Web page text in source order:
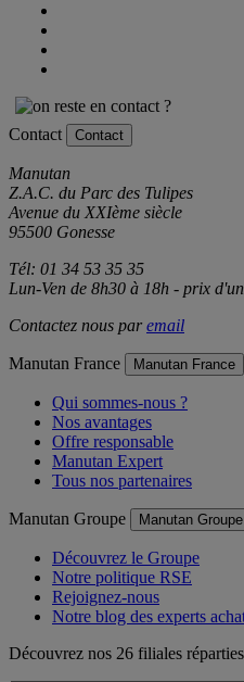
Contact Contact
Manutan
Z.A.C. du Parc des Tulipes
Avenue du XXIème siècle
95500 Gonesse
Tél: 01 34 53 35 35
Lun-Ven de 8h30 à 18h - prix
Contactez nous paremail
Manutan France Manutan France
Qui sommes-nous ?
Nos avantages
Offre responsable
Manutan Expert
Tous nos partenaires
Manutan Groupe Manutan Groupe
Découvrez le Groupe
Notre politique RSE
Rejoignez-nous
Notre blog des experts
Découvrez nos 26 filiales